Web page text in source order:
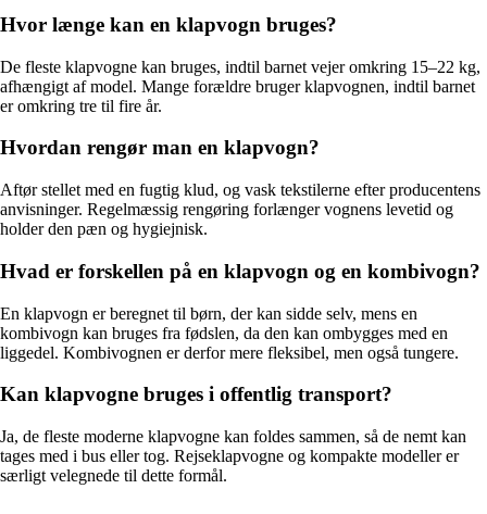
Hvor længe kan en klapvogn bruges?
De fleste klapvogne kan bruges, indtil barnet vejer omkring 15–22 kg,
afhængigt af model. Mange forældre bruger klapvognen, indtil barnet
er omkring tre til fire år.
Hvordan rengør man en klapvogn?
Aftør stellet med en fugtig klud, og vask tekstilerne efter producentens
anvisninger. Regelmæssig rengøring forlænger vognens levetid og
holder den pæn og hygiejnisk.
Hvad er forskellen på en klapvogn og en kombivogn?
En klapvogn er beregnet til børn, der kan sidde selv, mens en
kombivogn kan bruges fra fødslen, da den kan ombygges med en
liggedel. Kombivognen er derfor mere fleksibel, men også tungere.
Kan klapvogne bruges i offentlig transport?
Ja, de fleste moderne klapvogne kan foldes sammen, så de nemt kan
tages med i bus eller tog. Rejseklapvogne og kompakte modeller er
særligt velegnede til dette formål.